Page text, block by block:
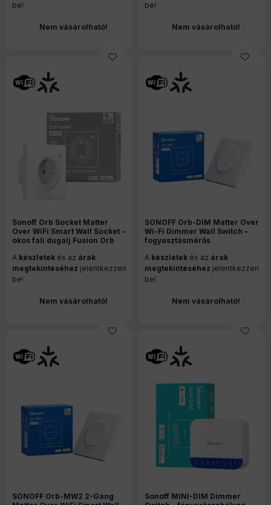
be!
Nem vásárolható!
be!
Nem vásárolható!
Sonoff Orb Socket Matter
Over WiFi Smart Wall Socket –
okos fali dugalj Fusion Orb
méréssel, Wi-Fi, Matter,
fehér (WS01TPF-E)
A készletek és az árak
megtekintéséhez jelentkezzen
be!
Nem vásárolható!
SONOFF Orb-DIM Matter Over
Wi-Fi Dimmer Wall Switch –
fogyasztásmérős
kapcsoló, Matter, Wi-Fi, fehér
(MINI-DIM-E)
A készletek és az árak
megtekintéséhez jelentkezzen
be!
Nem vásárolható!
SONOFF Orb-MW2 2-Gang
Sonoff MINI-DIM Dimmer